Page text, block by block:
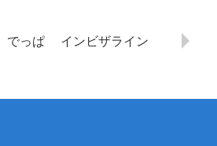
でっぱ インビザライン